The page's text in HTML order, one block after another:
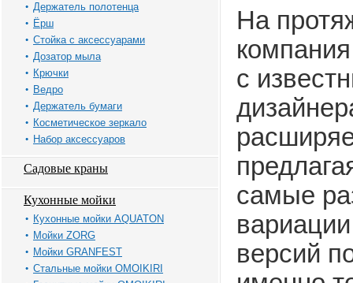
Держатель полотенца
Ёрш
Стойка с аксессуарами
Дозатор мыла
Крючки
Ведро
Держатель бумаги
Косметическое зеркало
Набор аксессуаров
Садовые краны
Кухонные мойки
Кухонные мойки AQUATON
Мойки ZORG
Мойки GRANFEST
Стальные мойки OMOIKIRI
На
с
самые
версий